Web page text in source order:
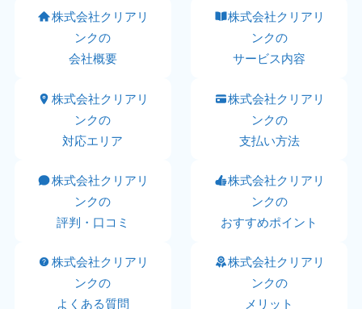
株式会社クリアリ
ンクの
会社概要
株式会社クリアリ
ンクの
サービス内容
株式会社クリアリ
ンクの
対応エリア
株式会社クリアリ
ンクの
支払い方法
株式会社クリアリ
ンクの
評判・口コミ
株式会社クリアリ
ンクの
おすすめポイント
株式会社クリアリ
ンクの
よくある質問
株式会社クリアリ
ンクの
メリット